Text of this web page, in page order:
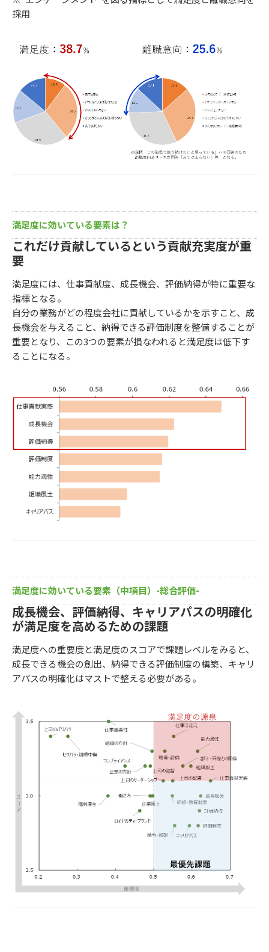
採用
満足度に効いている要素は？
これだけ貢献しているという貢献充実度が重
要
満足度には、仕事貢献度、成長機会、評価納得が特に重要な
指標となる。
自分の業務がどの程度会社に貢献しているかを示すこと、成
長機会を与えること、納得できる評価制度を整備することが
重要となり、この3つの要素が損なわれると満足度は低下す
ることになる。
満足度に効いている要素（中項目）-総合評価-
成長機会、評価納得、キャリアパスの明確化
が満足度を高めるための課題
満足度への重要度と満足度のスコアで課題レベルをみると、
成長できる機会の創出、納得できる評価制度の構築、キャリ
アパスの明確化はマストで整える必要がある。